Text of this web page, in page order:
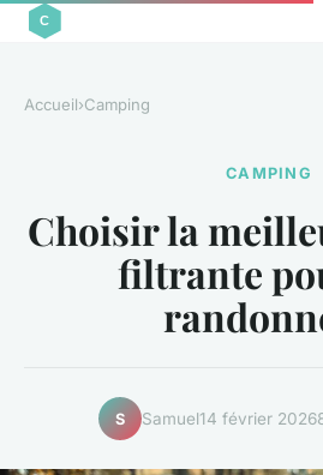
Accueil›Camping
CAMPING
Choisir la
filtrante
S Samuel14 février 2026